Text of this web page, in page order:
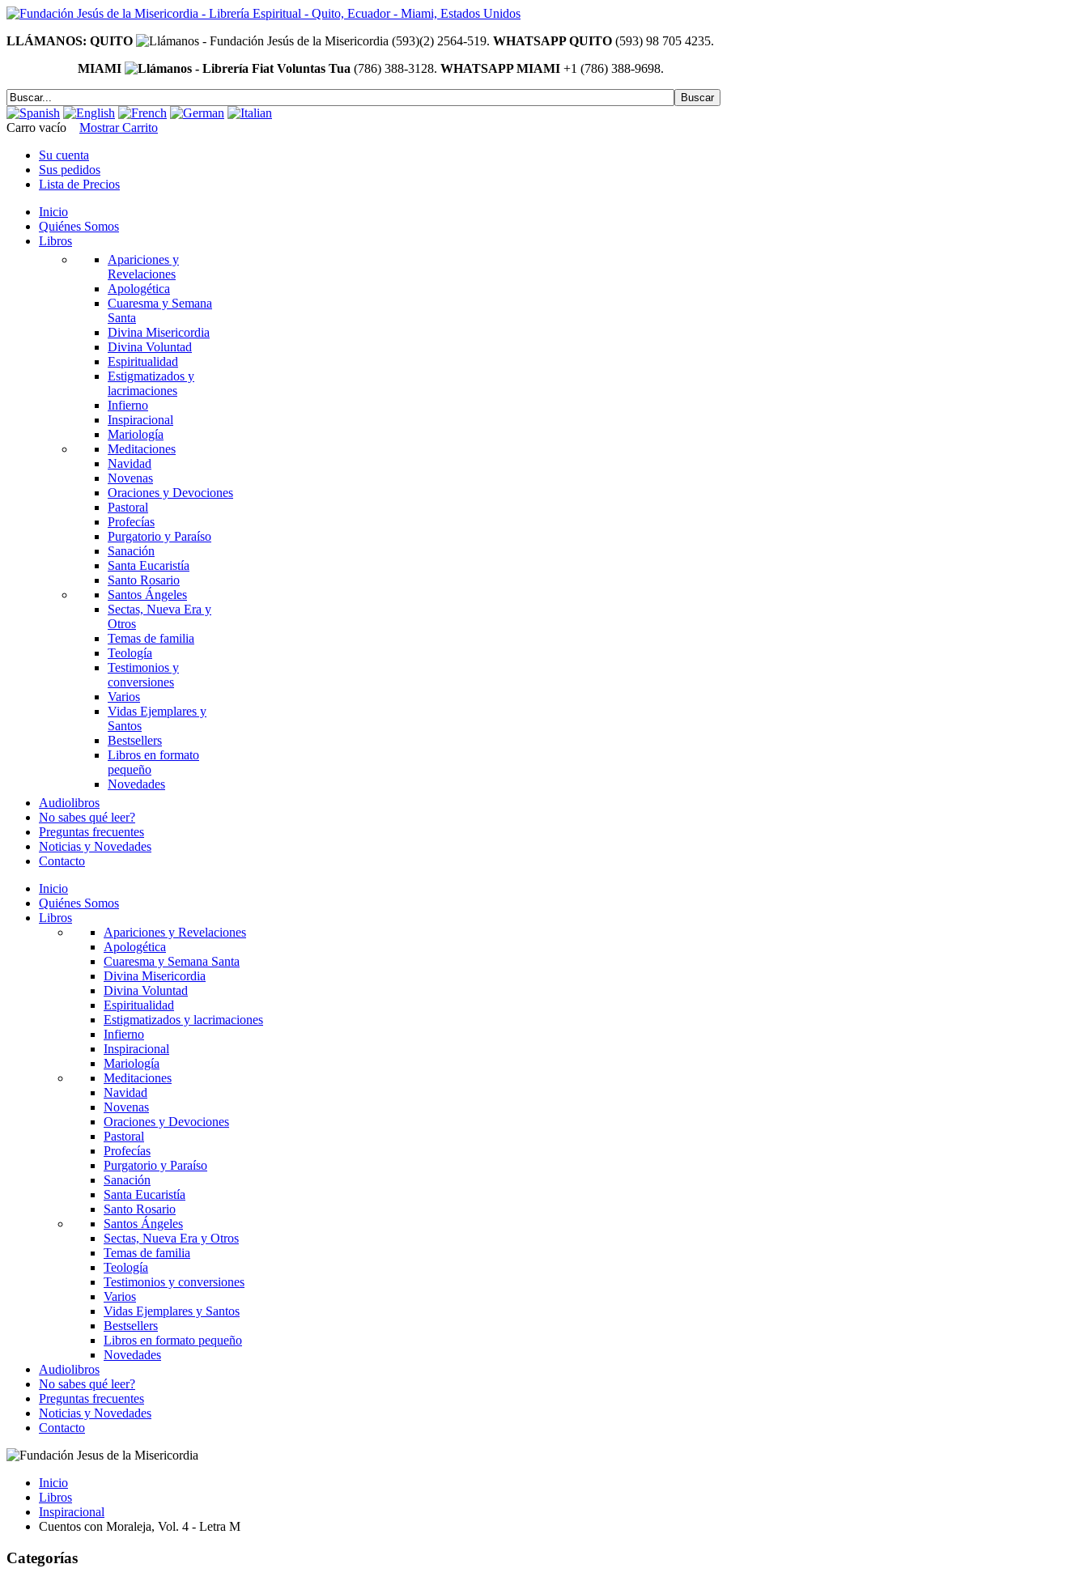
LLÁMANOS: QUITO (593)(2) 2564-519. WHATSAPP QUITO (593) 98 705 4235.
MIAMI
(786) 388-3128. WHATSAPP MIAMI +1 (786) 388-9698.
Carro vacío
Mostrar Carrito
Su cuenta
Sus pedidos
Lista de Precios
Inicio
Quiénes Somos
Libros
Apariciones y
Revelaciones
Apologética
Cuaresma y Semana
Santa
Divina Misericordia
Divina Voluntad
Espiritualidad
Estigmatizados y
lacrimaciones
Infierno
Inspiracional
Mariología
Meditaciones
Navidad
Novenas
Oraciones y Devociones
Pastoral
Profecías
Purgatorio y Paraíso
Sanación
Santa Eucaristía
Santo Rosario
Santos Ángeles
Sectas, Nueva Era y
Otros
Temas de familia
Teología
Testimonios y
conversiones
Varios
Vidas Ejemplares y
Santos
Bestsellers
Libros en formato
pequeño
Novedades
Audiolibros
No sabes qué leer?
Preguntas frecuentes
Noticias y Novedades
Contacto
Inicio
Quiénes Somos
Libros
Apariciones y Revelaciones
Apologética
Cuaresma y Semana Santa
Divina Misericordia
Divina Voluntad
Espiritualidad
Estigmatizados y lacrimaciones
Infierno
Inspiracional
Mariología
Meditaciones
Navidad
Novenas
Oraciones y Devociones
Pastoral
Profecías
Purgatorio y Paraíso
Sanación
Santa Eucaristía
Santo Rosario
Santos Ángeles
Sectas, Nueva Era y Otros
Temas de familia
Teología
Testimonios y conversiones
Varios
Vidas Ejemplares y Santos
Bestsellers
Libros en formato pequeño
Novedades
Audiolibros
No sabes qué leer?
Preguntas frecuentes
Noticias y Novedades
Contacto
Inicio
Libros
Inspiracional
Cuentos con Moraleja, Vol. 4 - Letra M
Categorías